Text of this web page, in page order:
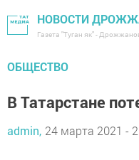
НОВОСТИ
Газета "Туган як" -
ОБЩЕСТВО
В Татарстане
admin, 24 марта 2021 -